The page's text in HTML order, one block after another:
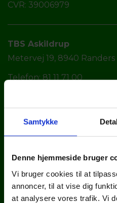
Samtykke
Denne hjemmeside bruger
Vi bruger cookies til at
annoncer, til at vise dig
at analysere vores trafik. Vi
CVR: 39006979
TBS Askildrup
Metervej 19, 8940 Randers
Telefon: 81 11 71 00
CVR: 39006979
TBS Fyn
Ellehaven 1
5690 Tommerup